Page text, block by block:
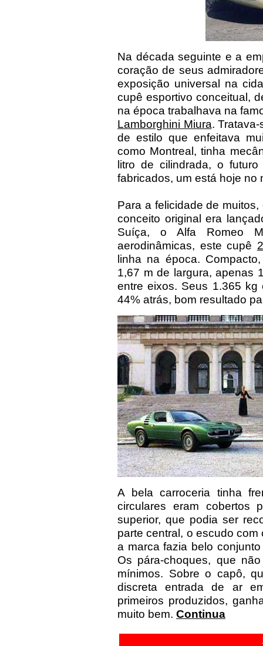
Na década seguinte e a
coração de seus
exposição universal na
cupê esportivo conceitual,
na época trabalhava na
Lamborghini Miura.
de estilo que enfeitava
como Montreal, tinha
litro de cilindrada, o
fabricados, um está hoje no
Para a felicidade de
conceito original era
Suíça, o Alfa Romeo
aerodinâmicas, este cupê
linha na época.
1,67 m de largura, apenas
entre eixos. Seus 1.365
44% atrás, bom resultado
A bela carroceria tinha
circulares eram cobertos
superior, que podia ser
parte central, o escudo
a marca fazia belo
Os pára-choques, que
mínimos. Sobre o capô,
discreta entrada de ar
primeiros produzidos,
muito bem. Continua